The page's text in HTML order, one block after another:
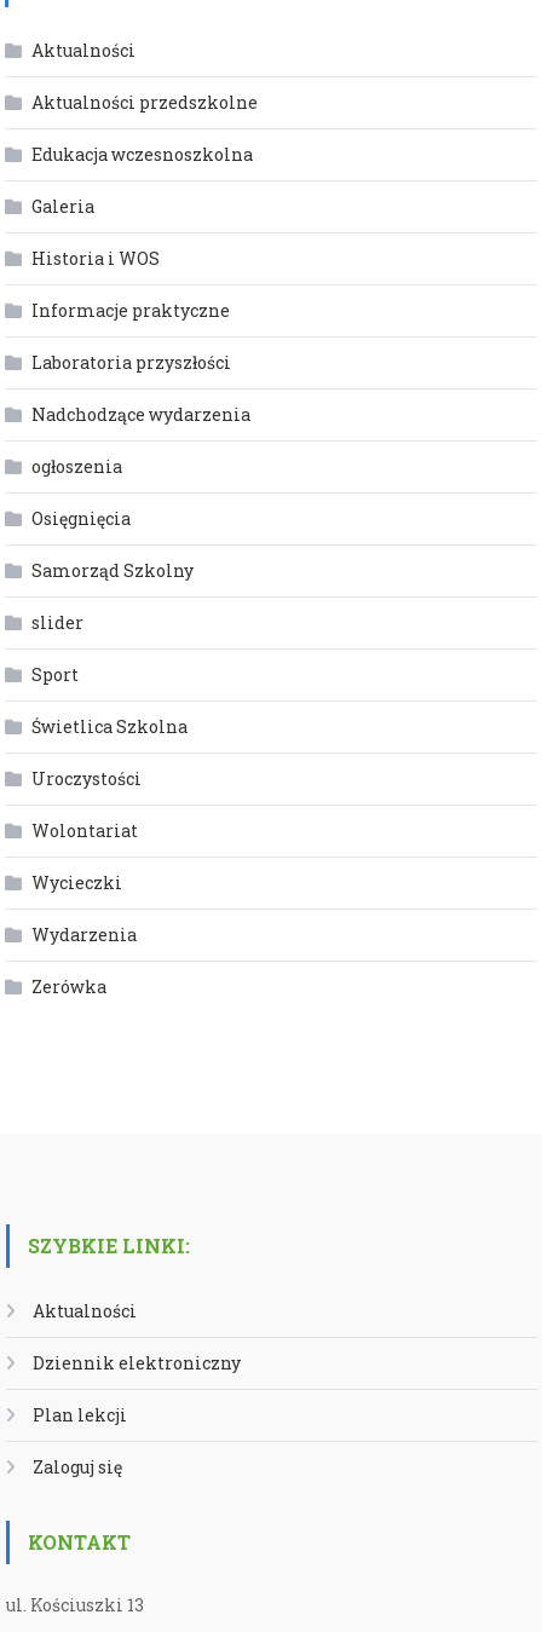
Aktualności
Aktualności przedszkolne
Edukacja wczesnoszkolna
Galeria
Historia i WOS
Informacje praktyczne
Laboratoria przyszłości
Nadchodzące wydarzenia
ogłoszenia
Osięgnięcia
Samorząd Szkolny
slider
Sport
Świetlica Szkolna
Uroczystości
Wolontariat
Wycieczki
Wydarzenia
Zerówka
SZYBKIE LINKI:
Aktualności
Dziennik elektroniczny
Plan lekcji
Zaloguj się
KONTAKT
ul. Kościuszki 13